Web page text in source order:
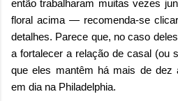
então trabalharam muitas vezes
floral acima — recomenda-se
detalhes. Parece que, no caso
a fortalecer a relação de casal (ou
que eles mantêm há mais de dez
em dia na Philadelphia.